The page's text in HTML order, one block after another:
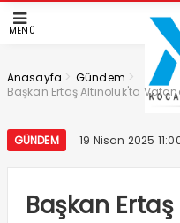
MENÜ
Anasayfa > Gündem >
Başkan Ertaş Altınoluk'ta
GÜNDEM 19 Nisan 2025
Başkan